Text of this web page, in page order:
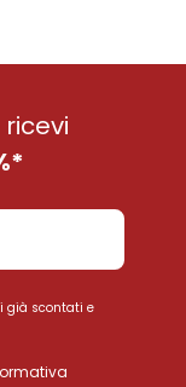
già scontati e